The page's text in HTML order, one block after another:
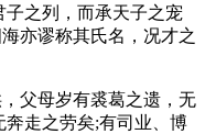
子之列，而承天子之宠
亦谬称其氏名，况才之
父母岁有裘葛之遗，无
走之劳矣;有司业、博